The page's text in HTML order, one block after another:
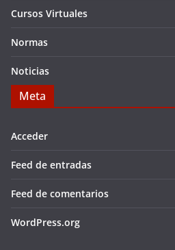
Cursos Virtuales
Normas
Noticias
Meta
Acceder
Feed de entradas
Feed de comentarios
WordPress.org